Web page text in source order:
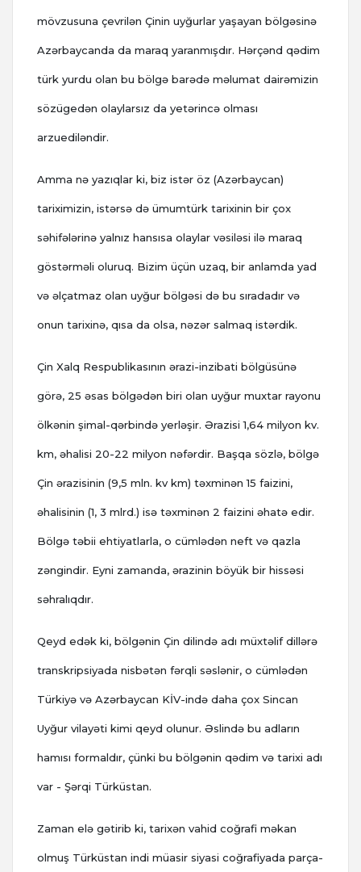
mövzusuna çevrilən Çinin uyğurlar yaşayan bölgəsinə
Azərbaycanda da maraq yaranmışdır. Hərçənd qədim
türk yurdu olan bu bölgə barədə məlumat dairəmizin
sözügedən olaylarsız da yetərincə olması
arzuediləndir.
Amma nə yazıqlar ki, biz istər öz (Azərbaycan)
tariximizin, istərsə də ümumtürk tarixinin bir çox
səhifələrinə yalnız hansısa olaylar vəsiləsi ilə maraq
göstərməli oluruq. Bizim üçün uzaq, bir anlamda yad
və əlçatmaz olan uyğur bölgəsi də bu sıradadır və
onun tarixinə, qısa da olsa, nəzər salmaq istərdik.
Çin Xalq Respublikasının ərazi-inzibati bölgüsünə
görə, 25 əsas bölgədən biri olan uyğur muxtar rayonu
ölkənin şimal-qərbində yerləşir. Ərazisi 1,64 milyon kv.
km, əhalisi 20-22 milyon nəfərdir. Başqa sözlə, bölgə
Çin ərazisinin (9,5 mln. kv km) təxminən 15 faizini,
əhalisinin (1, 3 mlrd.) isə təxminən 2 faizini əhatə edir.
Bölgə təbii ehtiyatlarla, o cümlədən neft və qazla
zəngindir. Eyni zamanda, ərazinin böyük bir hissəsi
səhralıqdır.
Qeyd edək ki, bölgənin Çin dilində adı müxtəlif dillərə
transkripsiyada nisbətən fərqli səslənir, o cümlədən
Türkiyə və Azərbaycan KİV-ində daha çox Sincan
Uyğur vilayəti kimi qeyd olunur. Əslində bu adların
hamısı formaldır, çünki bu bölgənin qədim və tarixi adı
var - Şərqi Türküstan.
Zaman elə gətirib ki, tarixən vahid coğrafi məkan
olmuş Türküstan indi müasir siyasi coğrafiyada parça-